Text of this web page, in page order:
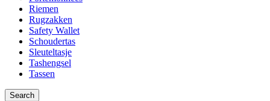
Riemen
Rugzakken
Safety Wallet
Schoudertas
Sleuteltasje
Tashengsel
Tassen
Search